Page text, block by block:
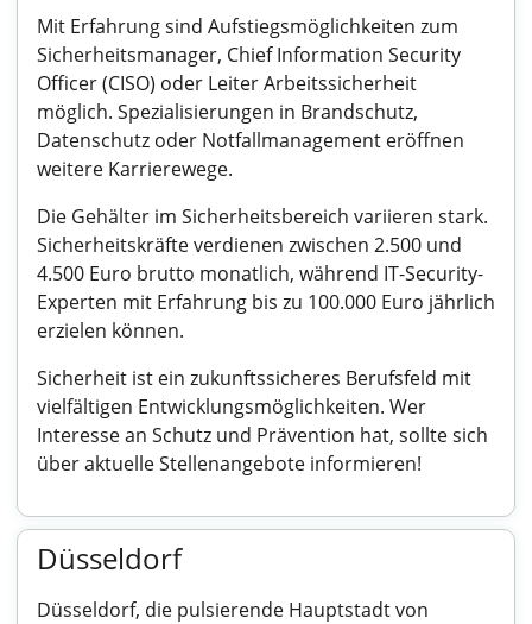
Mit Erfahrung sind Aufstiegsmöglichkeiten zum
Sicherheitsmanager, Chief Information Security
Officer (CISO) oder Leiter Arbeitssicherheit
möglich. Spezialisierungen in Brandschutz,
Datenschutz oder Notfallmanagement eröffnen
weitere Karrierewege.
Die Gehälter im Sicherheitsbereich variieren stark.
Sicherheitskräfte verdienen zwischen 2.500 und
4.500 Euro brutto monatlich, während IT-Security-
Experten mit Erfahrung bis zu 100.000 Euro jährlich
erzielen können.
Sicherheit ist ein zukunftssicheres Berufsfeld mit
vielfältigen Entwicklungsmöglichkeiten. Wer
Interesse an Schutz und Prävention hat, sollte sich
über aktuelle Stellenangebote informieren!
Düsseldorf
Düsseldorf, die pulsierende Hauptstadt von